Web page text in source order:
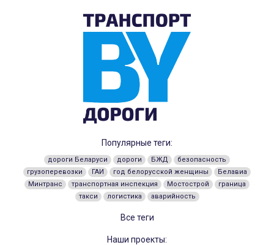
Популярные теги:
дороги Беларуси дороги БЖД
безопасность
грузоперевозки
ГАИ год белорусской женщины
Белавиа
Минтранс
транспортная инспекция Мостострой
граница
такси
логистика аварийность
Все теги
Наши проекты: